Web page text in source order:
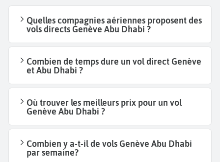
Quelles compagnies aériennes proposent des
vols directs Genève Abu Dhabi ?
Combien de temps dure un vol direct Genève
et Abu Dhabi ?
Où trouver les meilleurs prix pour un vol
Genève Abu Dhabi ?
Combien y a-t-il de vols Genève Abu Dhabi
par semaine?